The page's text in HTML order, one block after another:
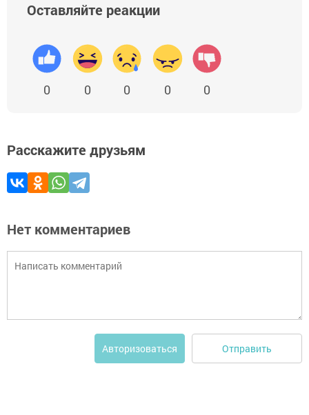
Оставляйте реакции
0 0 0 0 0
Расскажите друзьям
Нет комментариев
Авторизоваться Отправить